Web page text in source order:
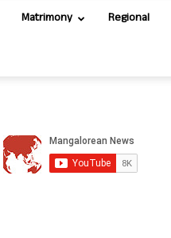
Matrimony Regional